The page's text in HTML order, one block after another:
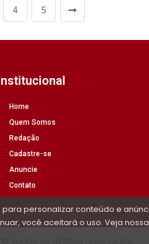
4 5
Home
Quem Somos
Redação
Cadastre-se
Anuncie
Contato
para personalizar conteúdo e
você aceitará o uso. Veja nossa